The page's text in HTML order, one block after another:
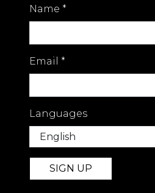
Name *
Email *
Languages